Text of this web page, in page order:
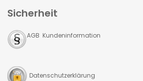
Sicherheit
AGB Kundeninformation
Datenschutzerklärung